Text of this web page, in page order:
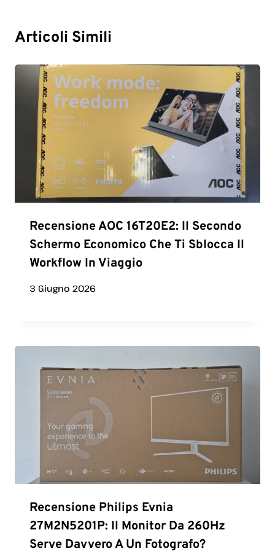
Articoli Simili
Recensione AOC 16T20E2: Il Secondo
Schermo Economico Che Ti Sblocca Il
Workflow In Viaggio
3 Giugno 2026
Recensione Philips Evnia
27M2N5201P: Il Monitor Da 260Hz
Serve Davvero A Un Fotografo?